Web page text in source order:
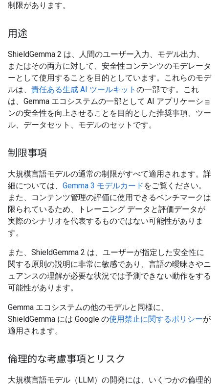
制限があります。
用途
ShieldGemma 2 は、人間のユーザー入力、モデル出力、
またはその両方に対して、安全性コンテンツのモデレータ
ーとして使用することを目的としています。これらのモデ
ルは、 責任ある生成 AI ツールキット の一部です。これ
は、Gemma エコシステムの一部として AI アプリケーショ
ンの安全性を向上させることを目的とした推奨事項、ツー
ル、データセット、モデルのセットです。
制限事項
大規模言語モデルの通常の制限がすべて適用されます。詳
細については、 Gemma 3 モデルカード をご覧ください。
また、コンテンツ管理の評価に使用できるベンチマークは
限られているため、トレーニング データと評価データが
実際のシナリオを代表するものではない可能性がありま
す。
また、ShieldGemma 2 は、ユーザーが指定した安全性に
関する原則の説明に非常に敏感であり、言語の曖昧さやニ
ュアンスの理解が必要な状況では予測できない動作をする
可能性があります。
Gemma エコシステムの他のモデルと同様に、
ShieldGemma には Google の使用禁止に関するポリシーが
適用されます。
倫理的な考慮事項とリスク
大規模言語モデル（LLM）の開発には、いくつかの倫理的